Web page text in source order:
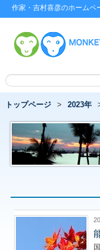
作家・吉村喜彦のホームペ
トップページ 2023年